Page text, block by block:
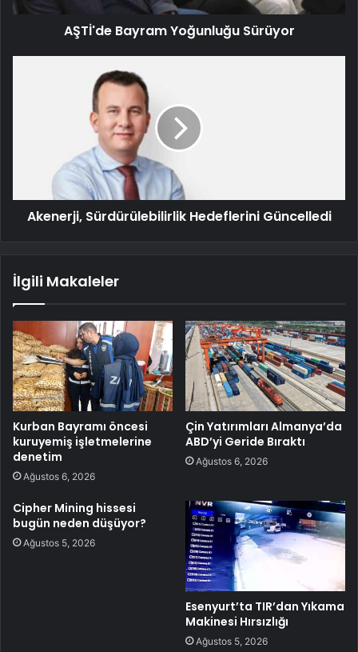
AŞTİ'de Bayram Yoğunluğu Sürüyor
Akenerji, Sürdürülebilirlik Hedeflerini Güncelledi
İlgili Makaleler
Kurban Bayramı öncesi
kuruyemiş işletmelerine
denetim
Ağustos 6, 2026
Çin Yatırımları Almanya’da
ABD’yi Geride Bıraktı
Ağustos 6, 2026
Cipher Mining hissesi
bugün neden düşüyor?
Ağustos 5, 2026
Esenyurt’ta TIR’dan Yıkama
Makinesi Hırsızlığı
Ağustos 5, 2026